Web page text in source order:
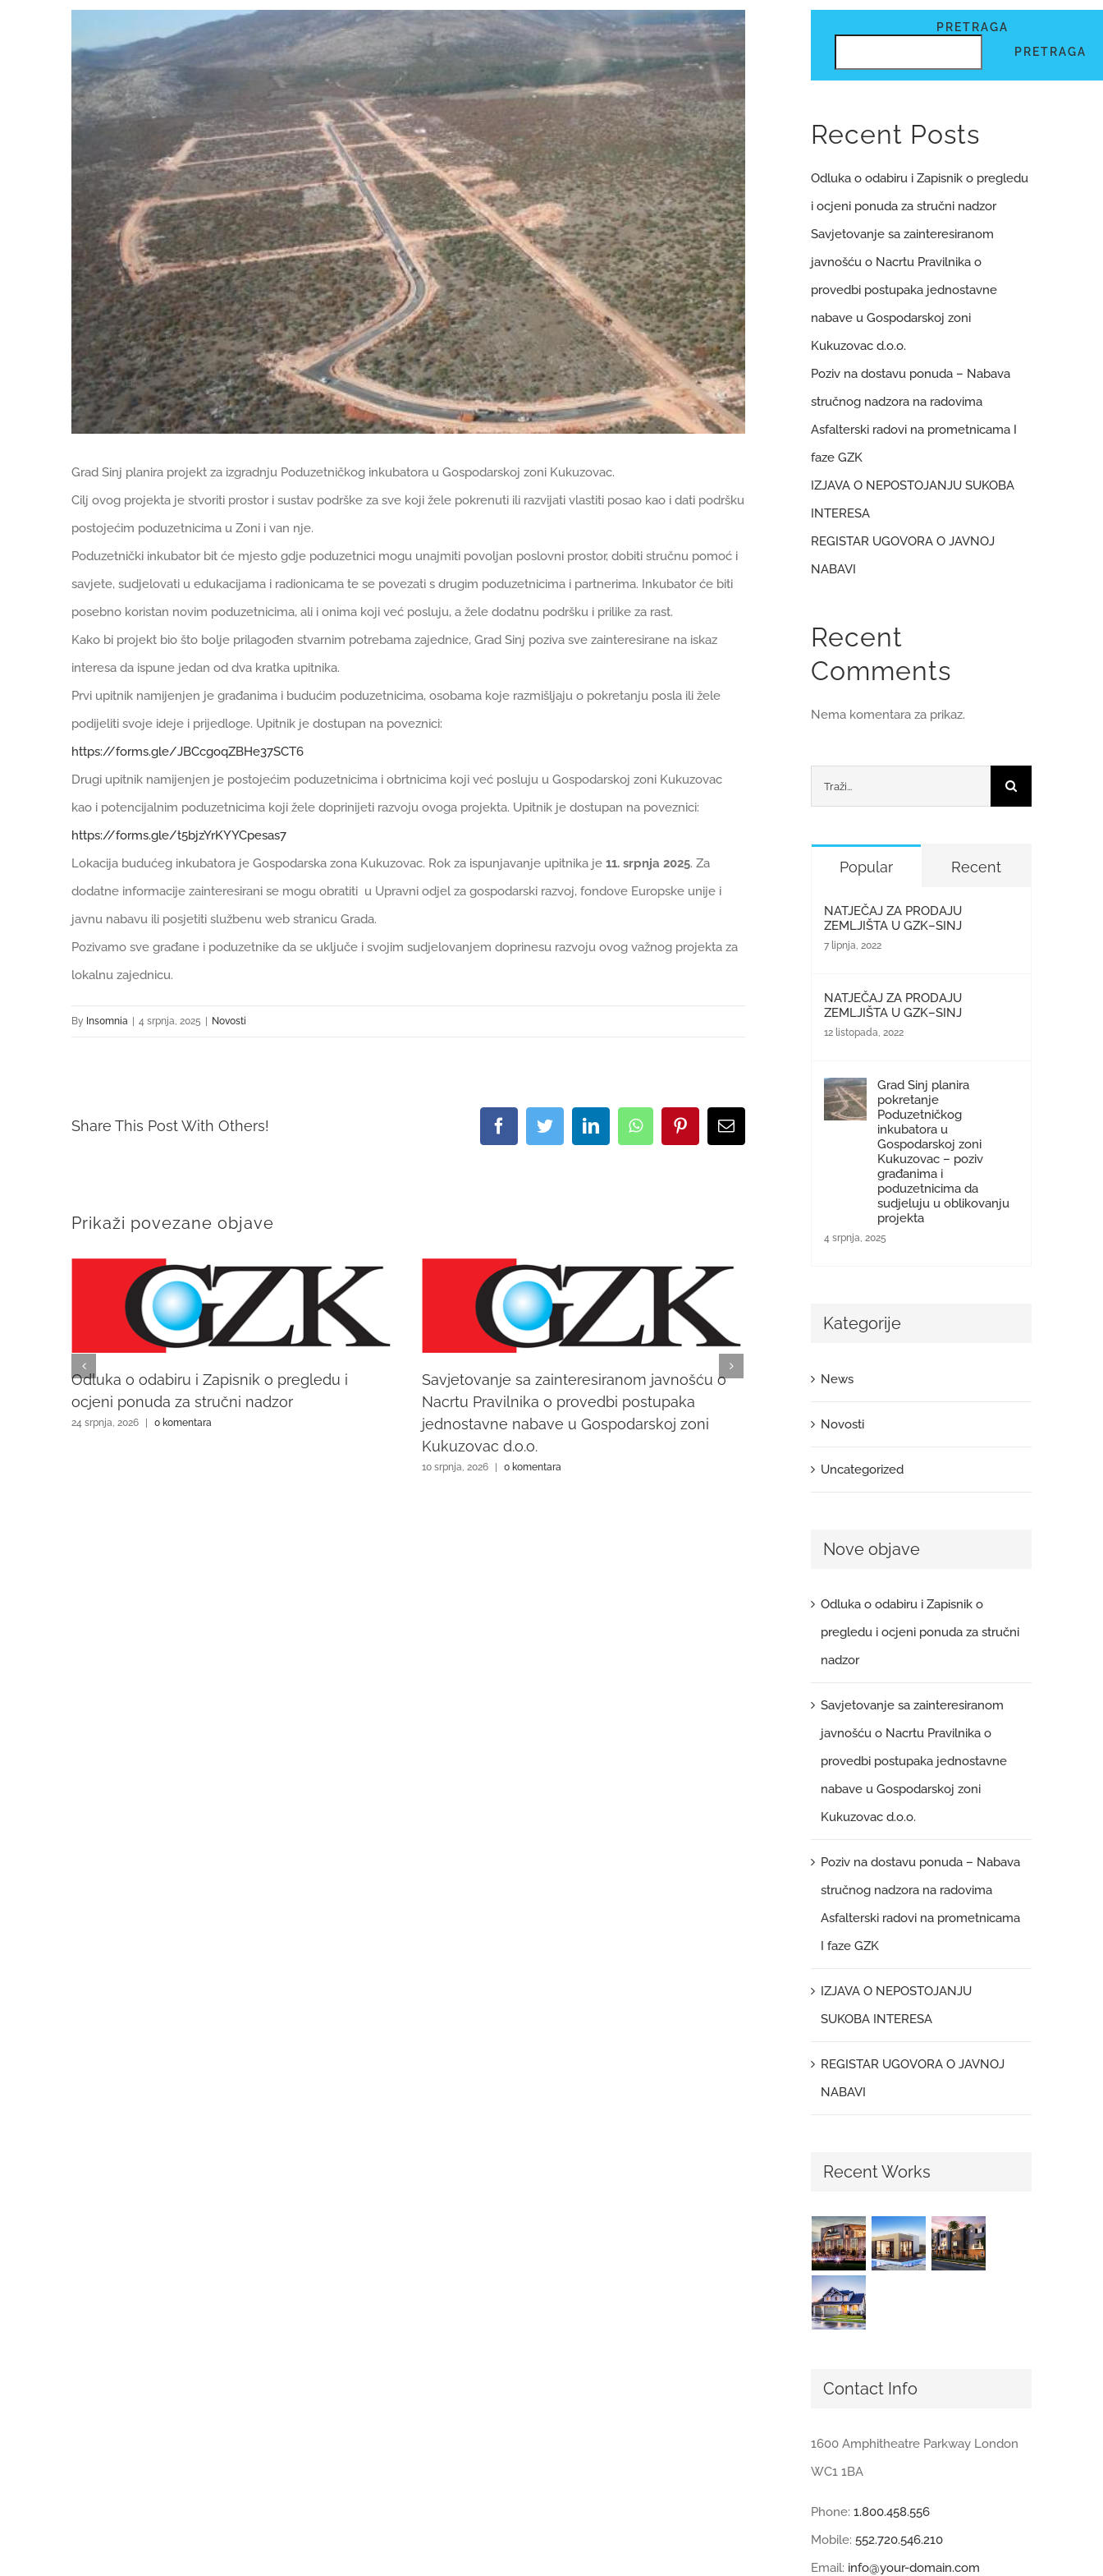
Larger
Image
Grad Sinj planira projekt za izgradnju Poduzetničkog inkubatora u Gospodarskoj zoni Kukuzovac.
Cilj ovog projekta je stvoriti prostor i sustav podrške za sve koji žele pokrenuti ili razvijati vlastiti posao kao i dati podršku
postojećim poduzetnicima u Zoni i van nje.
Poduzetnički inkubator bit će mjesto gdje poduzetnici mogu unajmiti povoljan poslovni prostor, dobiti stručnu pomoć i
savjete, sudjelovati u edukacijama i radionicama te se povezati s drugim poduzetnicima i partnerima. Inkubator će biti
posebno koristan novim poduzetnicima, ali i onima koji već posluju, a žele dodatnu podršku i prilike za rast.
Kako bi projekt bio što bolje prilagođen stvarnim potrebama zajednice, Grad Sinj poziva sve zainteresirane na iskaz
interesa da ispune jedan od dva kratka upitnika.
Prvi upitnik namijenjen je građanima i budućim poduzetnicima, osobama koje razmišljaju o pokretanju posla ili žele
podijeliti svoje ideje i prijedloge. Upitnik je dostupan na poveznici:
https://forms.gle/JBCcgoqZBHe37SCT6
Drugi upitnik namijenjen je postojećim poduzetnicima i obrtnicima koji već posluju u Gospodarskoj zoni Kukuzovac
kao i potencijalnim poduzetnicima koji žele doprinijeti razvoju ovoga projekta. Upitnik je dostupan na poveznici:
https://forms.gle/t5bjzYrKYYCpesas7
Lokacija budućeg inkubatora je Gospodarska zona Kukuzovac. Rok za ispunjavanje upitnika je 11. srpnja 2025. Za
dodatne informacije zainteresirani se mogu obratiti u Upravni odjel za gospodarski razvoj, fondove Europske unije i
javnu nabavu ili posjetiti službenu web stranicu Grada.
Pozivamo sve građane i poduzetnike da se uključe i svojim sudjelovanjem doprinesu razvoju ovog važnog projekta za
lokalnu zajednicu.
By Ins0mnia | 4 srpnja, 2025 | Novosti
Share This Post With Others! FacebookTwitterLinkedInWhatsAppPinterestEmail:
Prikaži povezane objave
Odluka o odabiru i Zapisnik o pregledu i
ocjeni ponuda za stručni nadzor
24 srpnja, 2026 | 0 komentara
Savjetovanje sa zainteresiranom javnošću o
Nacrtu Pravilnika o provedbi postupaka
jednostavne nabave u Gospodarskoj zoni
Kukuzovac d.o.o.
10 srpnja, 2026 | 0 komentara
nadzora na radovima Asfalterski radovi na
2 srpnja, 2026 | 0 komentara
PRETRAGA
PRETRAGA
Recent Posts
Odluka o odabiru i Zapisnik o pregledu
i ocjeni ponuda za stručni nadzor
Savjetovanje sa zainteresiranom
javnošću o Nacrtu Pravilnika o
provedbi postupaka jednostavne
nabave u Gospodarskoj zoni
Kukuzovac d.o.o.
Poziv na dostavu ponuda – Nabava
stručnog nadzora na radovima
Asfalterski radovi na prometnicama I
faze GZK
IZJAVA O NEPOSTOJANJU SUKOBA
INTERESA
REGISTAR UGOVORA O JAVNOJ
NABAVI
Recent
Comments
Nema komentara za prikaz.
Traži...
Popular Recent
NATJEČAJ ZA PRODAJU
ZEMLJIŠTA U GZK–SINJ
7 lipnja, 2022
NATJEČAJ ZA PRODAJU
ZEMLJIŠTA U GZK–SINJ
12 listopada, 2022
Grad Sinj planira
pokretanje
Poduzetničkog
inkubatora u
Gospodarskoj zoni
Kukuzovac – poziv
građanima i
poduzetnicima da
sudjeluju u oblikovanju
projekta
4 srpnja, 2025
Kategorije
News
Novosti
Uncategorized
Nove objave
Odluka o odabiru i Zapisnik o
pregledu i ocjeni ponuda za stručni
nadzor
Savjetovanje sa zainteresiranom
javnošću o Nacrtu Pravilnika o
provedbi postupaka jednostavne
nabave u Gospodarskoj zoni
Kukuzovac d.o.o.
Poziv na dostavu ponuda – Nabava
stručnog nadzora na radovima
Asfalterski radovi na prometnicama
I faze GZK
IZJAVA O NEPOSTOJANJU
SUKOBA INTERESA
REGISTAR UGOVORA O JAVNOJ
NABAVI
Recent Works
Contact Info
1600 Amphitheatre Parkway London
WC1 1BA
Phone: 1.800.458.556
Mobile: 552.720.546.210
Email: info@your-domain.com